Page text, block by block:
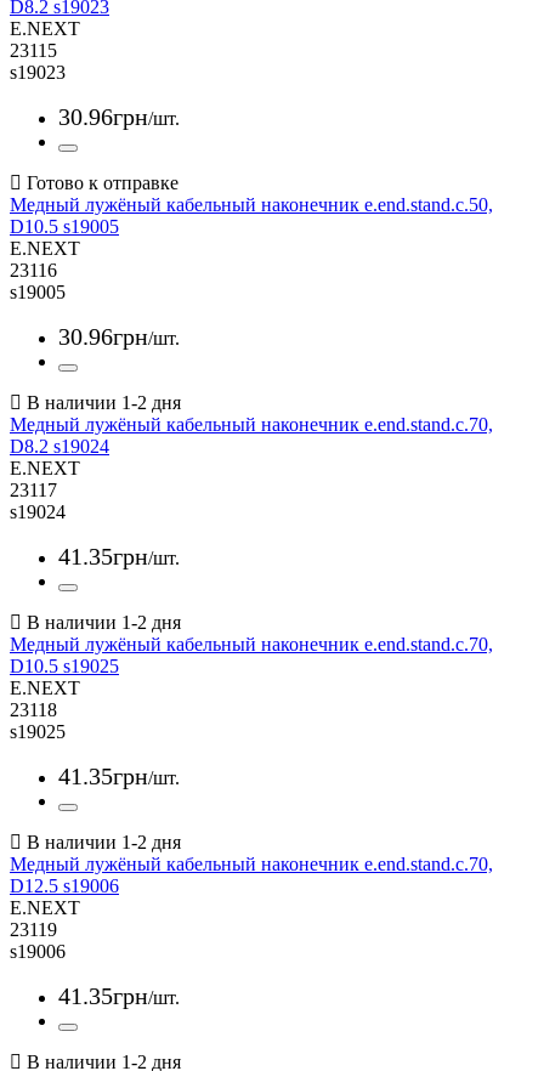
D8.2 s19023
E.NEXT
23115
s19023
30.96грн/шт.
Медный лужёный кабельный наконечник e.end.stand.c.50,
D10.5 s19005
E.NEXT
23116
s19005
30.96грн/шт.
Медный лужёный кабельный наконечник e.end.stand.c.70,
D8.2 s19024
E.NEXT
23117
s19024
41.35грн/шт.
Медный лужёный кабельный наконечник e.end.stand.c.70,
D10.5 s19025
E.NEXT
23118
s19025
41.35грн/шт.
Медный лужёный кабельный наконечник e.end.stand.c.70,
D12.5 s19006
E.NEXT
23119
s19006
41.35грн/шт.